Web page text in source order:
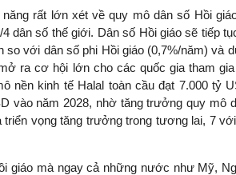
rất lớn xét về quy mô dân số Hồi
dân số thế giới. Dân số Hồi giáo sẽ tiếp
so với dân số phi Hồi giáo (0,7%/năm) và
ra cơ hội lớn cho các quốc gia tham
nền kinh tế Halal toàn cầu đạt 7.000 tỷ
vào năm 2028, nhờ tăng trưởng quy mô
vọng tăng trưởng trong tương lai, 7
giáo mà ngay cả những nước như Mỹ,